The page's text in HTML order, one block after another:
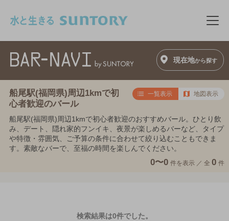
メ
現在地から探す
船尾駅(福岡県)周辺1kmで初
心者歓迎のバール
一覧表示 地図表示
船尾駅(福岡県)周辺1kmで初心者歓迎のおすすめバール。ひとり飲
み、デート、隠れ家的フンイキ、夜景が楽しめるバーなど、タイプ
や特徴・雰囲気、ご予算の条件に合わせて絞り込むこともできま
す。素敵なバーで、至福の時間を楽しんでください。
0〜0 件を表示 ／ 全 0 件
検索結果は0件でした。